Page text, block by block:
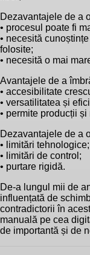
Dezavantajele de a
• procesul poate fi
• necesită
folosite;
• necesită o mai
Avantajele de a
• accesibilitate
• versatilitatea și
• permite producții
Dezavantajele de a
• limitări tehnologice;
• limitări de control;
• purtare rigidă.
De-a lungul mii de
influențată de
contradictorii în
manuală pe cea
de importantă și de